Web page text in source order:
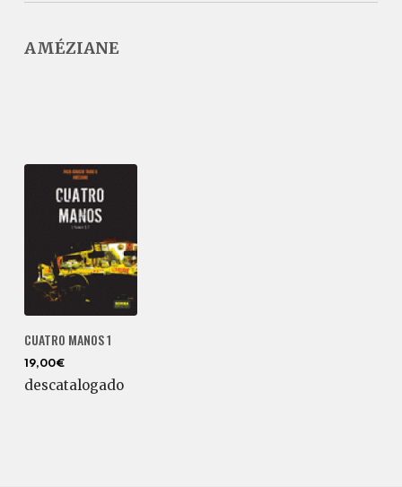
AMÉZIANE
CUATRO MANOS 1
19,00€
descatalogado